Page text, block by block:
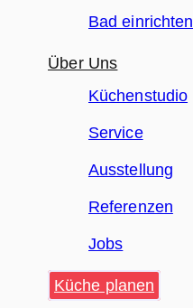
Bad einrichten
Über Uns
Küchenstudio
Service
Ausstellung
Referenzen
Jobs
Küche planen